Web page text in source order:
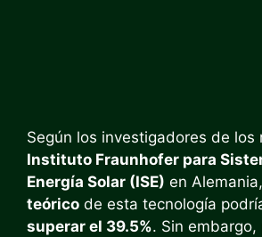
Según los investigadores de los
Instituto Fraunhofer para
Energía Solar (ISE) en
teórico de esta tecnología
superar el 39.5%. Sin embargo,